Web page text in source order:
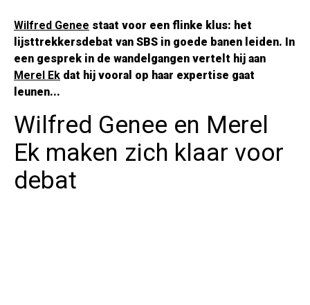
Wilfred Genee staat voor een flinke klus: het
lijsttrekkersdebat van SBS in goede banen leiden. In
een gesprek in de wandelgangen vertelt hij aan
Merel Ek dat hij vooral op haar expertise gaat
leunen...
Wilfred Genee en Merel
Ek maken zich klaar voor
debat